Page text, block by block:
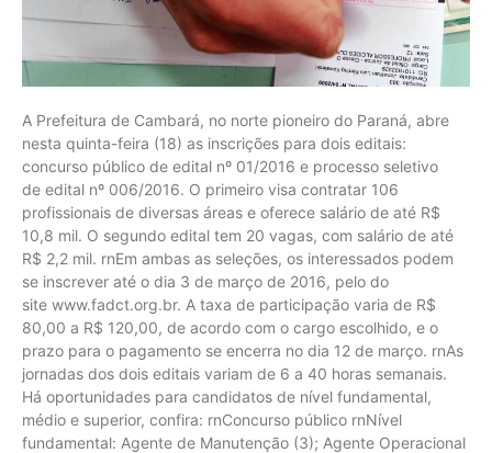
A Prefeitura de Cambará, no norte pioneiro do Paraná, abre
nesta quinta-feira (18) as inscrições para dois editais:
concurso público de edital nº 01/2016 e processo seletivo
de edital nº 006/2016. O primeiro visa contratar 106
profissionais de diversas áreas e oferece salário de até R$
10,8 mil. O segundo edital tem 20 vagas, com salário de até
R$ 2,2 mil. rnEm ambas as seleções, os interessados podem
se inscrever até o dia 3 de março de 2016, pelo do
site www.fadct.org.br. A taxa de participação varia de R$
80,00 a R$ 120,00, de acordo com o cargo escolhido, e o
prazo para o pagamento se encerra no dia 12 de março. rnAs
jornadas dos dois editais variam de 6 a 40 horas semanais.
Há oportunidades para candidatos de nível fundamental,
médio e superior, confira: rnConcurso público rnNível
fundamental: Agente de Manutenção (3); Agente Operacional